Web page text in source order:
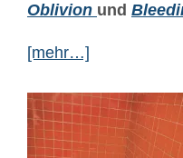
Oblivion und
[mehr…]